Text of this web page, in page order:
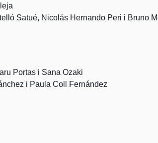
Satué, Nicolás Hernando Peri i Bruno
Portas i Sana Ozaki
i Paula Coll Fernández